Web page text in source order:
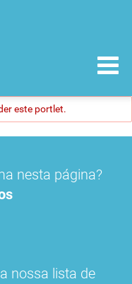
este portlet.
nesta página?
nossa lista de